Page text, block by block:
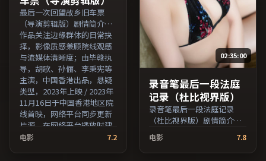
最后一次回望故乡旧车票
（导演剪辑版）剧情简介：
作品关注边缘群体的日常抉
择，影像质感兼顾院线观感
与流媒体清晰度；由毕赣执
导，胡歌、孙俪、李秉宪等
主演，中国香港出品，悬疑
类型，2023年上映 / 2023年
11月16日于中国香港地区院
线首映，网络平台同步更新
片源。在网络平台播放时建
议开启高清画质以获得更佳
电影 7.2
02:35:00
录音笔最后一段法庭
记录（杜比视界版）
录音笔最后一段法庭记录
（杜比视界版）剧情简介：
故事从一场偶然相遇切入，
时代变迁作为隐性背景贯穿
始终；由斯皮尔伯格执导，
电影 7.8